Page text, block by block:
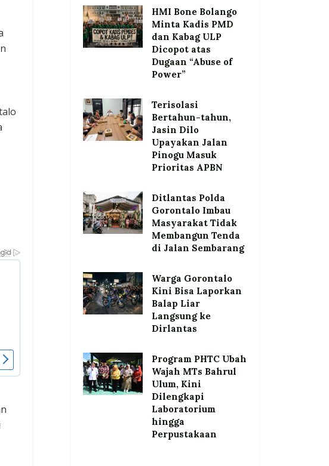
HMI Bone Bolango
Minta Kadis PMD
dan Kabag ULP
Dicopot atas
Dugaan “Abuse of
Power”
Terisolasi
Bertahun-tahun,
Jasin Dilo
Upayakan Jalan
Pinogu Masuk
Prioritas APBN
Ditlantas Polda
Gorontalo Imbau
Masyarakat Tidak
Membangun Tenda
di Jalan Sembarang
Warga Gorontalo
Kini Bisa Laporkan
Balap Liar
Langsung ke
Dirlantas
Program PHTC Ubah
Wajah MTs Bahrul
Ulum, Kini
Dilengkapi
Laboratorium
hingga
Perpustakaan